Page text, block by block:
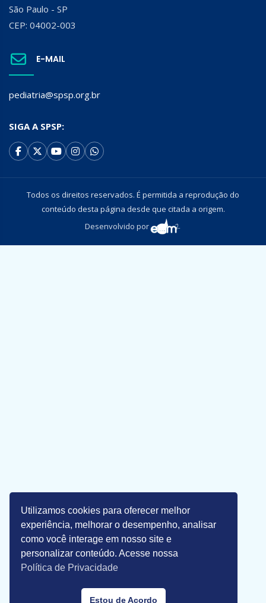
São Paulo - SP
CEP: 04002-003
E-MAIL
pediatria@spsp.org.br
SIGA A SPSP:
Todos os direitos reservados. É permitida a reprodução do
conteúdo desta página desde que citada a origem.
Desenvolvido por
Utilizamos cookies para oferecer melhor
experiência, melhorar o desempenho, analisar
como você interage em nosso site e
personalizar conteúdo. Acesse nossa
Política de Privacidade
Estou de Acordo